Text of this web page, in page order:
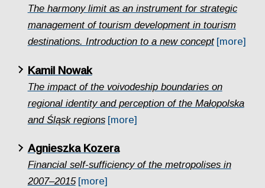
The harmony limit as an instrument for strategic
management of tourism development in tourism
destinations. Introduction to a new concept [more]
Kamil Nowak
The impact of the voivodeship boundaries on
regional identity and perception of the Małopolska
and Śląsk regions [more]
Agnieszka Kozera
Financial self-sufficiency of the metropolises in
2007–2015 [more]